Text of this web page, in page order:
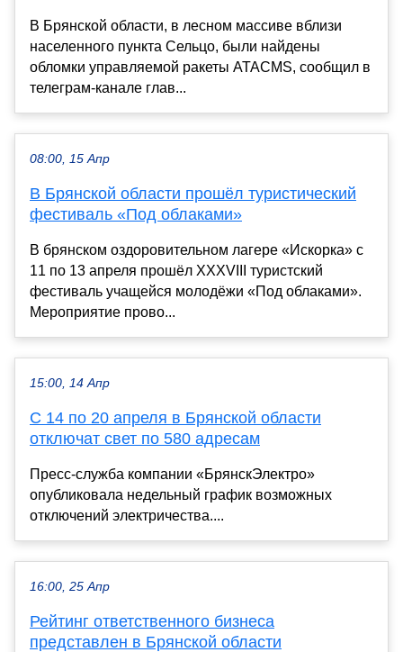
В Брянской области, в лесном массиве вблизи
населенного пункта Сельцо, были найдены
обломки управляемой ракеты ATACMS, сообщил в
телеграм-канале глав...
08:00, 15 Апр
В Брянской области прошёл туристический
фестиваль «Под облаками»
В брянском оздоровительном лагере «Искорка» с
11 по 13 апреля прошёл XXXVIII туристский
фестиваль учащейся молодёжи «Под облаками».
Мероприятие прово...
15:00, 14 Апр
С 14 по 20 апреля в Брянской области
отключат свет по 580 адресам
Пресс-служба компании «БрянскЭлектро»
опубликовала недельный график возможных
отключений электричества....
16:00, 25 Апр
Рейтинг ответственного бизнеса
представлен в Брянской области